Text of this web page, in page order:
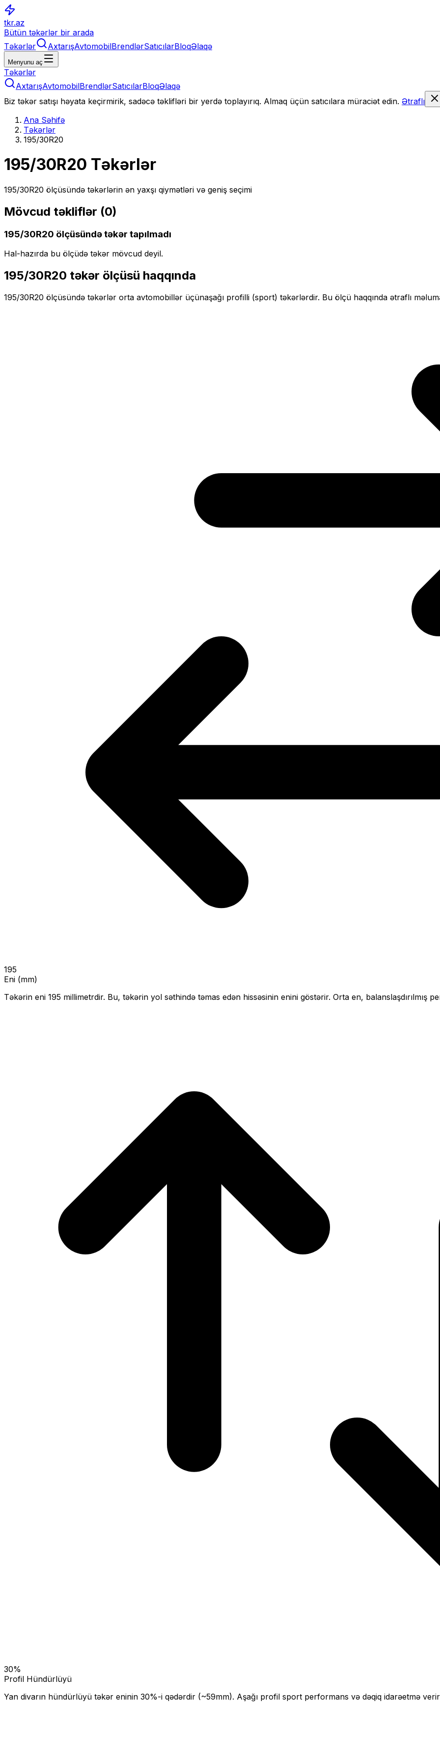
tkr.az
Bütün təkərlər bir arada
Təkərlər
AxtarışAvtomobilBrendlərSatıcılarBloqƏlaqə
Menyunu aç
Təkərlər
AxtarışAvtomobilBrendlərSatıcılarBloqƏlaqə
Biz təkər satışı həyata keçirmirik, sadəcə təklifləri bir yerdə toplayırıq. Almaq üçün satıcılara müraciət edin. Ətraflı
Ana Səhifə
Təkərlər
195/30R20
195/30R20 Təkərlər
195/30R20 ölçüsündə təkərlərin ən yaxşı qiymətləri və geniş seçimi
Mövcud təkliflər (0)
195/30R20 ölçüsündə təkər tapılmadı
Hal-hazırda bu ölçüdə təkər mövcud deyil.
195/30R20 təkər ölçüsü haqqında
195/30R20 ölçüsündə təkərlər orta avtomobillər üçünaşağı profilli (sport) təkərlərdir. Bu ölçü haqqında ətraflı
195
Eni (mm)
Təkərin eni 195 millimetrdir. Bu, təkərin yol səthində təmas edən hissəsinin enini göstərir. Orta en, balanslaşdırılmış
30%
Profil Hündürlüyü
Yan divarın hündürlüyü təkər eninin 30%-i qədərdir (~59mm). Aşağı profil sport performans və dəqiq idarəetmə